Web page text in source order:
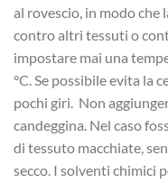
al rovescio, in modo che
contro altri tessuti o
impostare mai una
°C. Se possibile evita la
pochi giri. Non
candeggina. Nel caso
di tessuto macchiate,
secco. I solventi chimici